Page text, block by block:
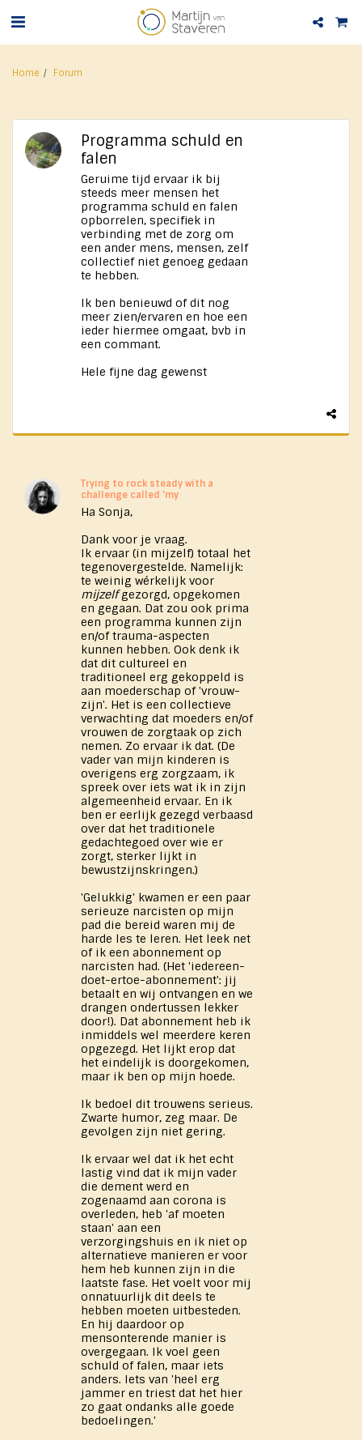
Home Forum
Programma schuld en
falen
Geruime tijd ervaar ik bij
steeds meer mensen het
programma schuld en falen
opborrelen, specifiek in
verbinding met de zorg om
een ander mens, mensen, zelf
collectief niet genoeg gedaan
te hebben.
Ik ben benieuwd of dit nog
meer zien/ervaren en hoe een
ieder hiermee omgaat, bvb in
een commant.
Hele fijne dag gewenst
Trying to rock steady with a
challenge called 'my
Ha Sonja,
Dank voor je vraag.
Ik ervaar (in mijzelf) totaal het
tegenovergestelde. Namelijk:
te weinig wérkelijk voor
mijzelfgezorgd, opgekomen
en gegaan. Dat zou ook prima
een programma kunnen zijn
en/of trauma-aspecten
kunnen hebben. Ook denk ik
dat dit cultureel en
traditioneel erg gekoppeld is
aan moederschap of 'vrouw-
zijn'. Het is een collectieve
verwachting dat moeders en/of
vrouwen de zorgtaak op zich
nemen. Zo ervaar ik dat. (De
vader van mijn kinderen is
overigens erg zorgzaam, ik
spreek over iets wat ik in zijn
algemeenheid ervaar. En ik
ben er eerlijk gezegd verbaasd
over dat het traditionele
gedachtegoed over wie er
zorgt, sterker lijkt in
bewustzijnskringen.)
'Gelukkig' kwamen er een paar
serieuze narcisten op mijn
pad die bereid waren mij de
harde les te leren. Het leek net
of ik een abonnement op
narcisten had. (Het 'iedereen-
doet-ertoe-abonnement': jij
betaalt en wij ontvangen en we
drangen ondertussen lekker
door!). Dat abonnement heb ik
inmiddels wel meerdere keren
opgezegd. Het lijkt erop dat
het eindelijk is doorgekomen,
maar ik ben op mijn hoede.
Ik bedoel dit trouwens serieus.
Zwarte humor, zeg maar. De
gevolgen zijn niet gering.
Ik ervaar wel dat ik het echt
lastig vind dat ik mijn vader
die dement werd en
zogenaamd aan corona is
overleden, heb 'af moeten
staan' aan een
verzorgingshuis en ik niet op
alternatieve manieren er voor
hem heb kunnen zijn in die
laatste fase. Het voelt voor mij
onnatuurlijk dit deels te
hebben moeten uitbesteden.
En hij daardoor op
mensonterende manier is
overgegaan. Ik voel geen
schuld of falen, maar iets
anders. Iets van 'heel erg
jammer en triest dat het hier
zo gaat ondanks alle goede
bedoelingen.'